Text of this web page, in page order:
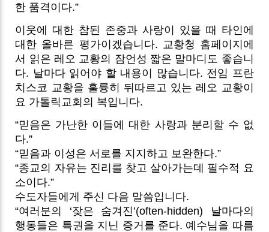
한 품격이다.”
이웃에 대한 참된 존중과 사랑이 있을 때 타인에
대한 올바른 평가이겠습니다. 교황청 홈페이지에
서 읽은 레오 교황의 잠언성 짧은 말마디도 좋습니
다. 날마다 읽어야 할 내용이 많습니다. 전임 프란
치스코 교황을 훌륭히 뒤따르고 있는 레오 교황이
요 가톨릭교회의 복입니다.
“믿음은 가난한 이들에 대한 사랑과 분리할 수 없
다.”
“믿음과 이성은 서로를 지지하고 보완한다.”
“종교의 자유는 진리를 찾고 살아가는데 필수적 요
소이다.”
수도자들에게 주신 다음 말씀입니다.
“여러분의 ‘잦은 숨겨진’(often-hidden) 날마다의
행동들은 특권을 지닌 증거를 준다. 예수님을 따름